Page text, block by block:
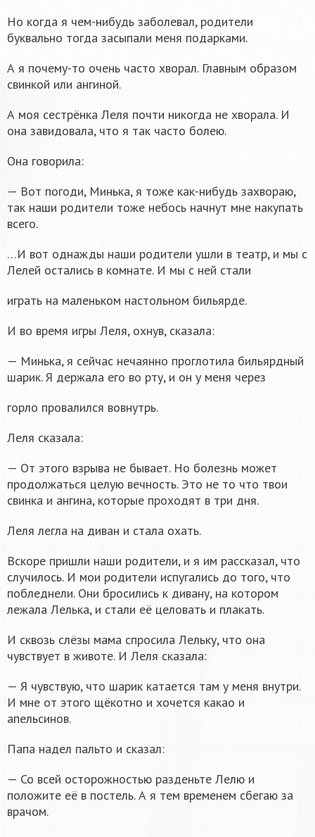
Но когда я чем-нибудь заболевал, родители
буквально тогда засыпали меня подарками.
А я почему-то очень часто хворал. Главным образом
свинкой или ангиной.
А моя сестрёнка Леля почти никогда не хворала. И
она завидовала, что я так часто болею.
Она говорила:
— Вот погоди, Минька, я тоже как-нибудь захвораю,
так наши родители тоже небось начнут мне накупать
всего.
…И вот однажды наши родители ушли в театр, и мы с
Лелей остались в комнате. И мы с ней стали
играть на маленьком настольном бильярде.
И во время игры Леля, охнув, сказала:
— Минька, я сейчас нечаянно проглотила бильярдный
шарик. Я держала его во рту, и он у меня через
горло провалился вовнутрь.
Леля сказала:
— От этого взрыва не бывает. Но болезнь может
продолжаться целую вечность. Это не то что твои
свинка и ангина, которые проходят в три дня.
Леля легла на диван и стала охать.
Вскоре пришли наши родители, и я им рассказал, что
случилось. И мои родители испугались до того, что
побледнели. Они бросились к дивану, на котором
лежала Лелька, и стали её целовать и плакать.
И сквозь слёзы мама спросила Лельку, что она
чувствует в животе. И Леля сказала:
— Я чувствую, что шарик катается там у меня внутри.
И мне от этого щёкотно и хочется какао и
апельсинов.
Папа надел пальто и сказал:
— Со всей осторожностью разденьте Лелю и
положите её в постель. А я тем временем сбегаю за
врачом.